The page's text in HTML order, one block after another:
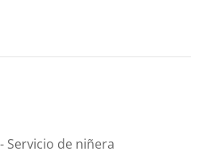
- Servicio de niñera